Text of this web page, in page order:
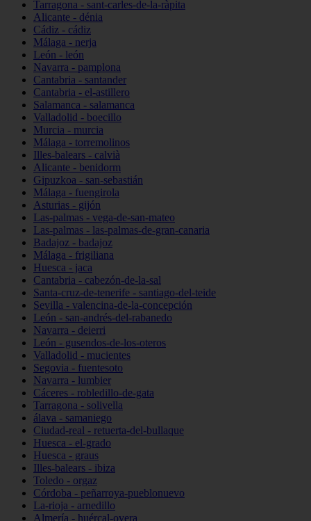
Tarragona - sant-carles-de-la-ràpita
Alicante - dénia
Cádiz - cádiz
Málaga - nerja
León - león
Navarra - pamplona
Cantabria - santander
Cantabria - el-astillero
Salamanca - salamanca
Valladolid - boecillo
Murcia - murcia
Málaga - torremolinos
Illes-balears - calvià
Alicante - benidorm
Gipuzkoa - san-sebastián
Málaga - fuengirola
Asturias - gijón
Las-palmas - vega-de-san-mateo
Las-palmas - las-palmas-de-gran-canaria
Badajoz - badajoz
Málaga - frigiliana
Huesca - jaca
Cantabria - cabezón-de-la-sal
Santa-cruz-de-tenerife - santiago-del-teide
Sevilla - valencina-de-la-concepción
León - san-andrés-del-rabanedo
Navarra - deierri
León - gusendos-de-los-oteros
Valladolid - mucientes
Segovia - fuentesoto
Navarra - lumbier
Cáceres - robledillo-de-gata
Tarragona - solivella
álava - samaniego
Ciudad-real - retuerta-del-bullaque
Huesca - el-grado
Huesca - graus
Illes-balears - ibiza
Toledo - orgaz
Córdoba - peñarroya-pueblonuevo
La-rioja - arnedillo
Almería - huércal-overa